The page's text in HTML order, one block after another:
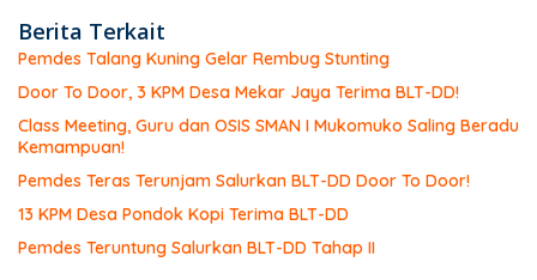
Berita Terkait
Pemdes Talang Kuning Gelar Rembug Stunting
Door To Door, 3 KPM Desa Mekar Jaya Terima BLT-DD!
Class Meeting, Guru dan OSIS SMAN I Mukomuko Saling Beradu
Kemampuan!
Pemdes Teras Terunjam Salurkan BLT-DD Door To Door!
13 KPM Desa Pondok Kopi Terima BLT-DD
Pemdes Teruntung Salurkan BLT-DD Tahap II